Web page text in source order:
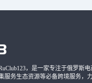
，是一家专注于俄罗斯
服务生态资源等必备跨境服务，